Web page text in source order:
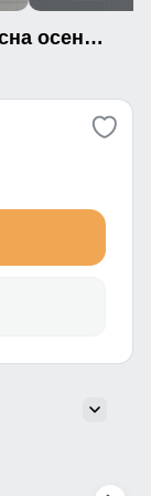
Куртка спортивная мужская весна осень цвета хаки 25473Kh